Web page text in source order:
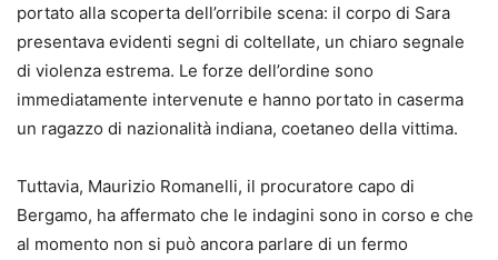
portato alla scoperta dell’orribile scena: il corpo di Sara
presentava evidenti segni di coltellate, un chiaro segnale
di violenza estrema. Le forze dell’ordine sono
immediatamente intervenute e hanno portato in caserma
un ragazzo di nazionalità indiana, coetaneo della vittima.
Tuttavia, Maurizio Romanelli, il procuratore capo di
Bergamo, ha affermato che le indagini sono in corso e che
al momento non si può ancora parlare di un fermo